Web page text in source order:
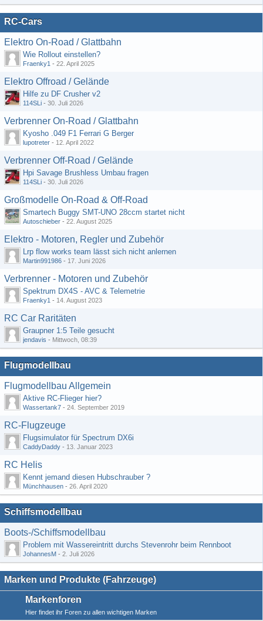
RC-Cars
Elektro On-Road / Glattbahn
Wie Rollout einstellen?
Fraenky1 - 22. April 2025
Elektro Offroad / Gelände
Hilfe zu DF Crusher v2
114SLi - 30. Juli 2026
Verbrenner On-Road / Glattbahn
Kyosho .049 F1 Ferrari G Berger
lupotreter - 12. April 2022
Verbrenner Off-Road / Gelände
Hpi Savage Brushless Umbau fragen
114SLi - 30. Juli 2026
Großmodelle On-Road & Off-Road
Smartech Buggy SMT-UNO 28ccm startet nicht
Autoschieber - 22. August 2025
Elektro - Motoren, Regler und Zubehör
Lrp flow works team lässt sich nicht anlernen
Martin991986 - 17. Juni 2026
Verbrenner - Motoren und Zubehör
Spektrum DX4S - AVC & Telemetrie
Fraenky1 - 14. August 2023
RC Car Raritäten
Graupner 1:5 Teile gesucht
jendavis - Mittwoch, 08:39
Flugmodellbau
Flugmodellbau Allgemein
Aktive RC-Flieger hier?
Wassertank7 - 24. September 2019
RC-Flugzeuge
Flugsimulator für Spectrum DX6i
CaddyDaddy - 13. Januar 2023
RC Helis
Kennt jemand diesen Hubschrauber ?
Münchhausen - 26. April 2020
Schiffsmodellbau
Boots-/Schiffsmodellbau
Problem mit Wassereintritt durchs Stevenrohr beim Rennboot
JohannesM - 2. Juli 2026
Marken und Produkte (Fahrzeuge)
Markenforen
Hier findet ihr Foren zu allen wichtigen Marken